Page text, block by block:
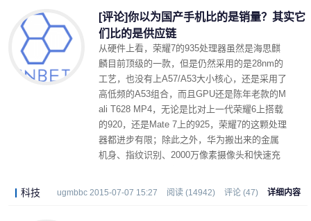
[评论]你以为国产手机比的是销量？其实它
们比的是供应链
从硬件上看，荣耀7的935处理器虽然是海思麒
麟目前顶级的一款，但是仍然采用的是28nm的
工艺，也没有上A57/A53大小核心，还是采用了
高低频的A53组合，而且GPU还是陈年老款的M
ali T628 MP4，无论是比对上一代荣耀6上搭载
的920，还是Mate 7上的925，荣耀7的这颗处理
器都进步有限；除此之外，华为搬出来的金属
机身、指纹识别、2000万像素摄像头和快速充
科技 ugmbbc 2015-07-07 15:27 阅读 (14942) 评论 (47) 详细内容